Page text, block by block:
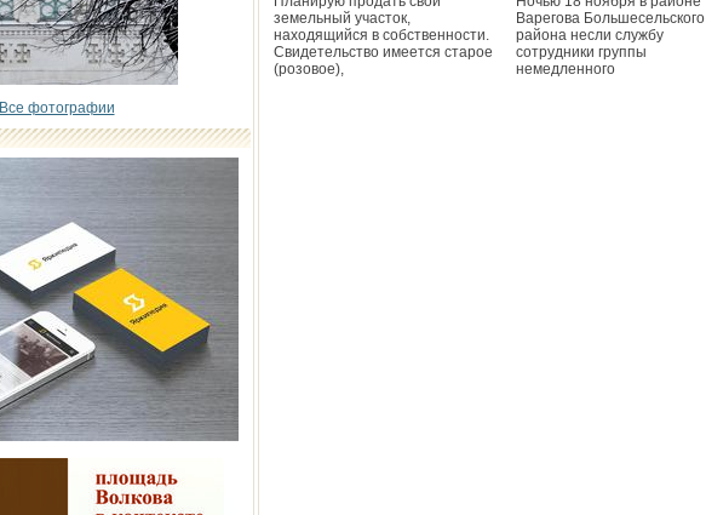
Все фотографии
земельный участок,
находящийся в собственности.
Свидетельство имеется старое
(розовое),
Варегова Большесельского
района несли службу
сотрудники группы
немедленного